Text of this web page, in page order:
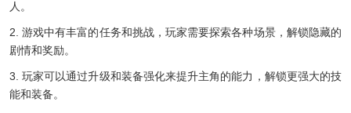
人。
2. 游戏中有丰富的任务和挑战，玩家需要探索各种场景，解锁隐藏的
剧情和奖励。
3. 玩家可以通过升级和装备强化来提升主角的能力，解锁更强大的技
能和装备。